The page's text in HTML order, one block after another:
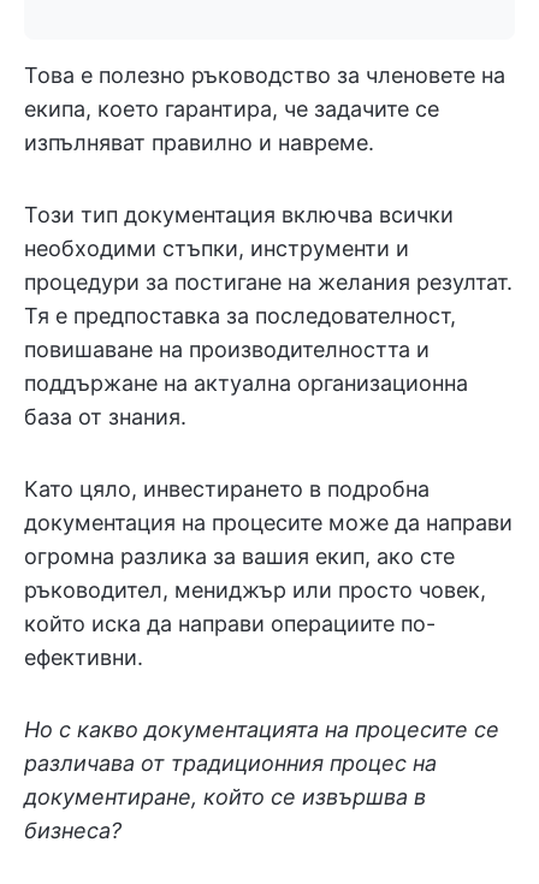
Това е полезно ръководство за членовете на
екипа, което гарантира, че задачите се
изпълняват правилно и навреме.
Този тип документация включва всички
необходими стъпки, инструменти и
процедури за постигане на желания резултат.
Тя е предпоставка за последователност,
повишаване на производителността и
поддържане на актуална организационна
база от знания.
Като цяло, инвестирането в подробна
документация на процесите може да направи
огромна разлика за вашия екип, ако сте
ръководител, мениджър или просто човек,
който иска да направи операциите по-
ефективни.
Но с какво документацията на процесите се
различава от традиционния процес на
документиране, който се извършва в
бизнеса?